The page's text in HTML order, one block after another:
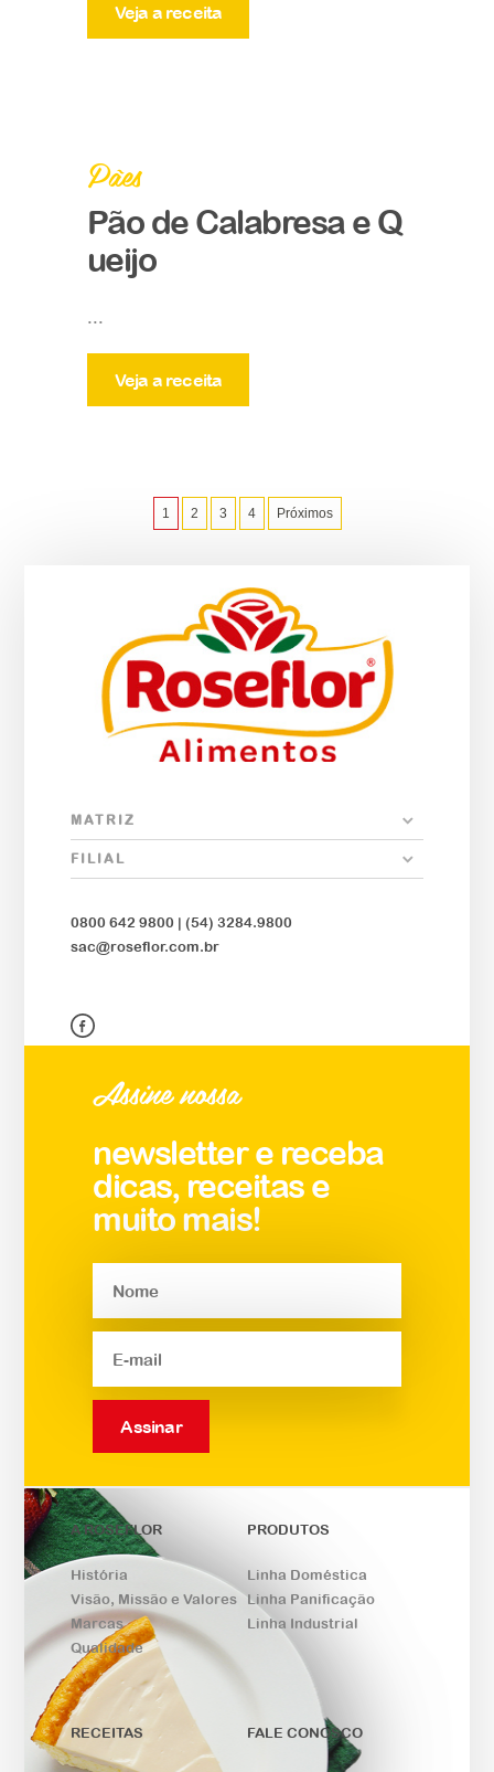
Veja a receita
Pães
Pão de Calabresa e Q
ueijo
...
Veja a receita
1 2 3 4 Próximos
MATRIZ
FILIAL
0800 642 9800 | (54) 3284.9800
sac@roseflor.com.br
Assine nossa
newsletter e receba
dicas, receitas e
muito mais!
Assinar
A ROSEFLOR
História
Visão, Missão e Valores
Marcas
Qualidade
PRODUTOS
Linha Doméstica
Linha Panificação
Linha Industrial
RECEITAS FALE CONOSCO